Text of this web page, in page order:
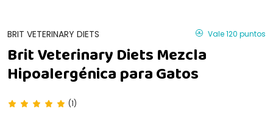
BRIT VETERINARY DIETS Vale 120 puntos
Brit Veterinary Diets Mezcla
Hipoalergénica para Gatos
(1)